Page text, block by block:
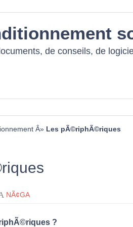
de conseils, de
Â» Les pÃ©riphÃ©riques
NÃ¢GA
?